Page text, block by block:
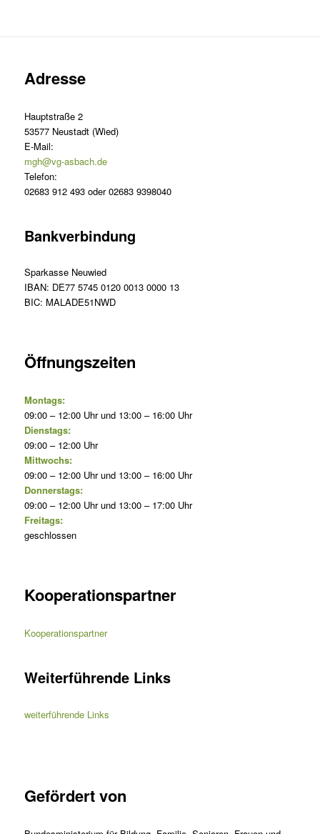
Adresse
Hauptstraße 2
53577 Neustadt (Wied)
E-Mail:
mgh@vg-asbach.de
Telefon:
02683 912 493 oder 02683 9398040
Bankverbindung
Sparkasse Neuwied
IBAN: DE77 5745 0120 0013 0000 13
BIC: MALADE51NWD
Öffnungszeiten
Montags:
09:00 – 12:00 Uhr und 13:00 – 16:00 Uhr
Dienstags:
09:00 – 12:00 Uhr
Mittwochs:
09:00 – 12:00 Uhr und 13:00 – 16:00 Uhr
Donnerstags:
09:00 – 12:00 Uhr und 13:00 – 17:00 Uhr
Freitags:
geschlossen
Kooperationspartner
Kooperationspartner
Weiterführende Links
weiterführende Links
Gefördert von